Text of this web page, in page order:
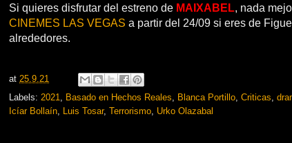
Si quieres disfrutar del estreno de MAIXABEL, nada
CINEMES LAS VEGAS a partir del 24/09 si eres de
alrededores.
at 25.9.21
Labels: 2021, Basado en Hechos Reales, Blanca Portillo, Criticas,
Icíar Bollaín, Luis Tosar, Terrorismo, Urko Olazabal